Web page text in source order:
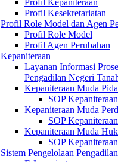
Profil Kepaniteraan
Profil Kesekretariatan
Profil Role Model dan Agen
Profil Role Model
Profil Agen Perubahan
Kepaniteraan
Layanan Informasi
Pengadilan Negeri
Kepaniteraan Muda
SOP
Kepaniteraan Muda
SOP
Kepaniteraan Muda
SOP
Sistem Pengelolaan Pengadilan